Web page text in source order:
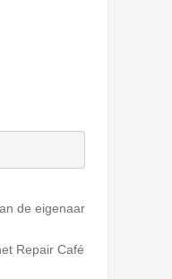
de eigenaar
Repair Café